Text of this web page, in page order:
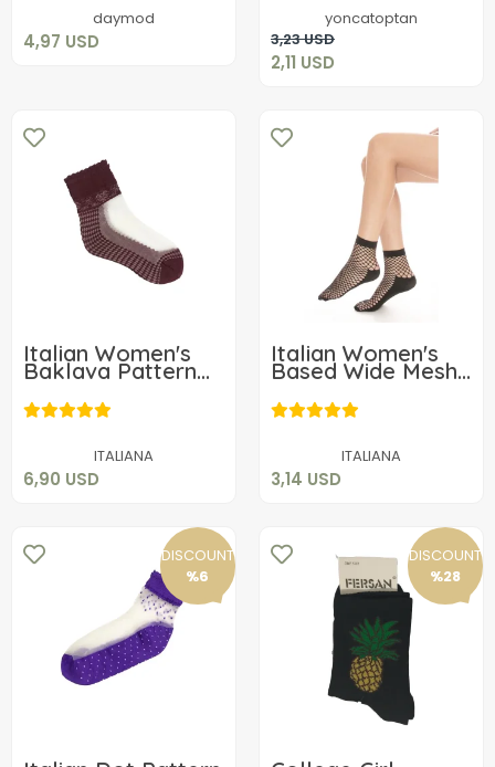
daymod
4,97 USD
yoncatoptan
3,23 USD
2,11 USD
Add to cart
Italian Women's
Baklava Pattern
Ankle Socks
ITALIANA
6,90 USD
6,90 USD
Italian Women's
Based Wide Mesh
Socket Socks
Black
ITALIANA
3,14 USD
3,14 USD
DISCOUNT
%6
DISCOUNT
%28